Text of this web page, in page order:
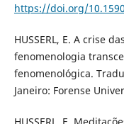
https://doi.org/
HUSSERL, E. A crise
fenomenologia
fenomenológica.
Janeiro: Forense